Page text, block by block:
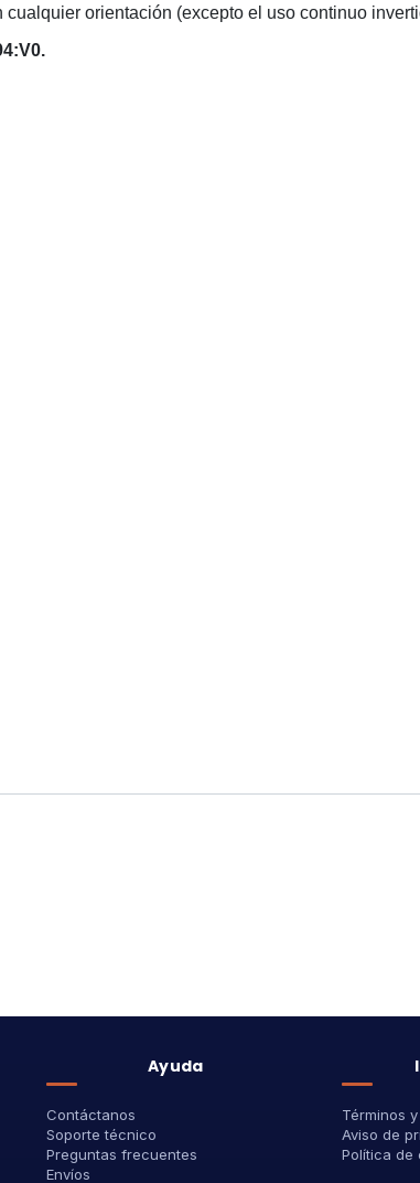
orientación (excepto el uso continuo
Ayuda
Contáctanos
Soporte técnico
Preguntas frecuentes
Envíos
Términos
Aviso de
Política de